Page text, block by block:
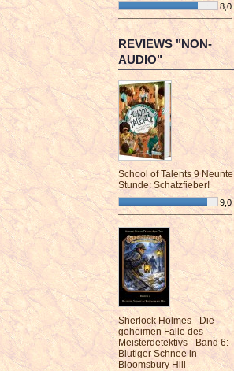
8,0
¯¯¯¯¯¯¯¯¯¯¯¯¯¯¯¯¯¯¯¯¯¯¯¯
REVIEWS "NON-
AUDIO"
School of Talents 9 Neunte
Stunde: Schatzfieber!
9,0
¯¯¯¯¯¯¯¯¯¯¯¯¯¯¯¯¯¯¯¯¯¯¯¯
Sherlock Holmes - Die
geheimen Fälle des
Meisterdetektivs - Band 6:
Blutiger Schnee in
Bloomsbury Hill